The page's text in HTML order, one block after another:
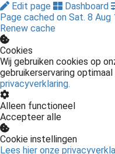
Edit page Dashboard
Page cached on Sat. 8 Aug
Renew cache
Cookies
Wij gebruiken cookies op
gebruikerservaring optimaal
privacyverklaring.
Alleen functioneel
Accepteer alle
Cookie instellingen
Lees hier onze